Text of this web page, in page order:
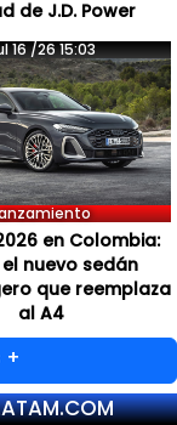
de J.D. Power
16 /26 15:03
en Colombia:
nuevo sedán
que reemplaza
al A4
+